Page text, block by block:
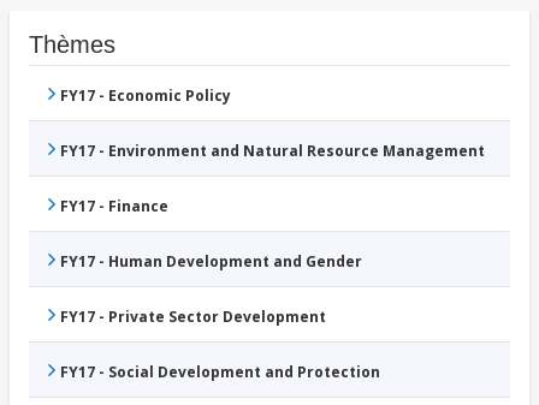
Thèmes
FY17 - Economic Policy
FY17 - Environment and Natural Resource Management
FY17 - Finance
FY17 - Human Development and Gender
FY17 - Private Sector Development
FY17 - Social Development and Protection